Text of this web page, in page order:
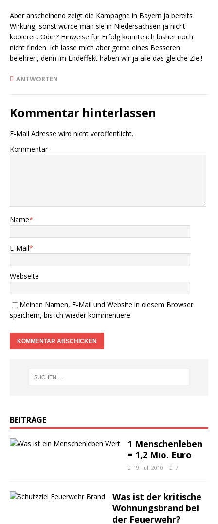
Aber anscheinend zeigt die Kampagne in Bayern ja bereits
Wirkung, sonst würde man sie in Niedersachsen ja nicht
kopieren. Oder? Hinweise für Erfolg konnte ich bisher noch
nicht finden. Ich lasse mich aber gerne eines Besseren
belehren, denn im Endeffekt haben wir ja alle das gleiche Ziel!
ANTWORTEN
Kommentar hinterlassen
E-Mail Adresse wird nicht veröffentlicht.
Kommentar
Name*
E-Mail*
Webseite
Meinen Namen, E-Mail und Website in diesem Browser
speichern, bis ich wieder kommentiere.
BEITRÄGE
1 Menschenleben
= 1,2 Mio. Euro
19. Juli 2010 7
Was ist der kritische
Wohnungsbrand bei
der Feuerwehr?